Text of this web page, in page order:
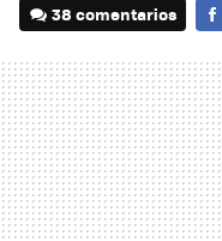
38 comentarios